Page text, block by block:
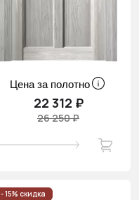
Цена за полотно
22 312 ₽
26 250 ₽
- 15% скидка